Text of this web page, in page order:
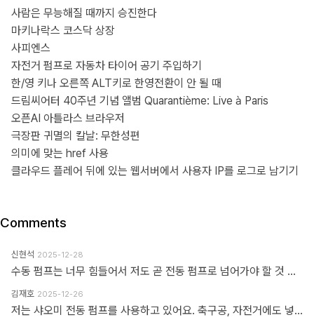
사람은 무능해질 때까지 승진한다
마키나락스 코스닥 상장
사피엔스
자전거 펌프로 자동차 타이어 공기 주입하기
한/영 키나 오른쪽 ALT키로 한영전환이 안 될 때
드림씨어터 40주년 기념 앨범 Quarantième: Live à Paris
오픈AI 아틀라스 브라우저
극장판 귀멸의 칼날: 무한성편
의미에 맞는 href 사용
클라우드 플레어 뒤에 있는 웹서버에서 사용자 IP를 로그로 남기기
Comments
신현석 2025-12-28
수동 펌프는 너무 힘들어서 저도 곧 전동 펌프로 넘어가야 할 것 같네요.
김재호 2025-12-26
저는 샤오미 전동 펌프를 사용하고 있어요. 축구공, 자전거에도 넣을 수 있고 자동차 바퀴에도 넣을 수 있어요. 아주 만족스럽습니다.